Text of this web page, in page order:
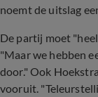
noemt de uitslag
De partij moet
"Maar we hebben
door." Ook
vooruit.